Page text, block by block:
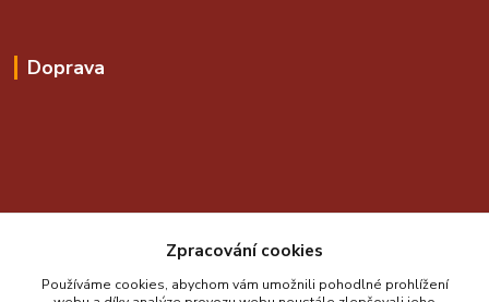
Doprava
Zpracování cookies
Používáme cookies, abychom vám umožnili pohodlné prohlížení